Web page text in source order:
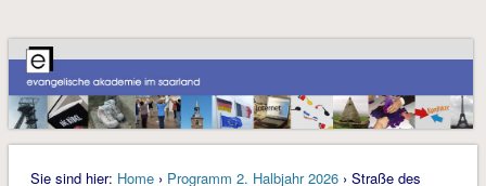
Sie sind hier: Home› Programm 2. Halbjahr 2026› Straße des